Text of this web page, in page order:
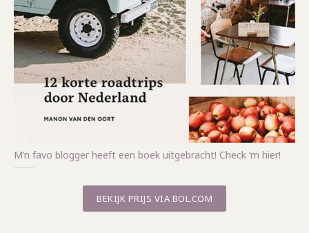
M’n favo blogger heeft een boek uitgebracht! Check ‘m hier!
BEKIJK PRIJS VIA BOL.COM